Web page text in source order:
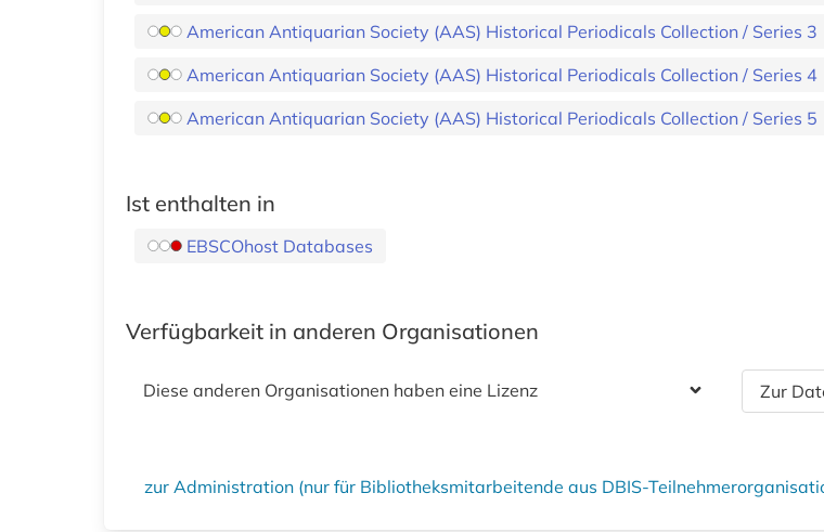
American Antiquarian Society (AAS) Historical Periodicals Collection / Series 3
American Antiquarian Society (AAS) Historical Periodicals Collection / Series 4
American Antiquarian Society (AAS) Historical Periodicals Collection / Series 5
Ist enthalten in
EBSCOhost Databases
Verfügbarkeit in anderen Organisationen
Diese anderen Organisationen haben eine Lizenz Zur
zur Administration (nur für Bibliotheksmitarbeitende aus DBIS-